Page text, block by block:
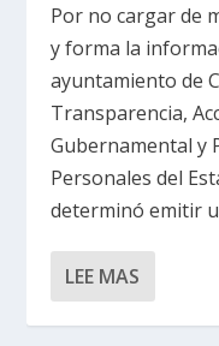
Por no cargar de
y forma la
ayuntamiento de
Transparencia,
Gubernamental y
Personales del
determinó emitir
LEE MAS